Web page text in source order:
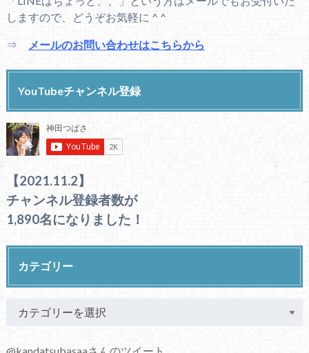
しますので、どうぞお気軽に ^ ^
⇒ メールのお問い合わせはこちらから
YouTubeチャンネル登録
【2021.11.2】
チャンネル登録者数が
1,890名になりました！
カテゴリー